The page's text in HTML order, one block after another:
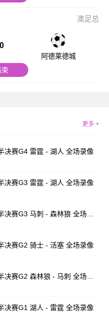
澳足总
阿德莱德城
束
更多 +
决赛G4 雷霆 - 湖人 全场录像
决赛G3 雷霆 - 湖人 全场录像
决赛G2 骑士 - 活塞 全场录像
决赛G1 湖人 - 雷霆 全场录像